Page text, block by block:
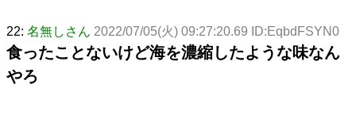
22: 名無しさん 2022/07/05(火) 09:27:20.69 ID:EqbdFSYN0
食ったことないけど海を濃縮したような味なん
やろ